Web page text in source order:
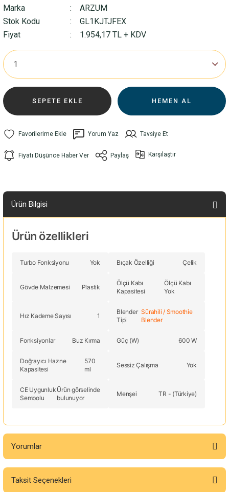
Marka
ARZUM
Stok Kodu
GL1KJTJFEX
Fiyat
1.954,17 TL + KDV
SEPETE EKLE HEMEN AL
Yorum Yaz Tavsiye Et
Fiyatı Düşünce Haber Ver Paylaş Karşılaştır
Ürün Bilgisi
Ürün özellikleri
Turbo Fonksiyonu Yok Bıçak Özelliği Çelik
Gövde Malzemesi Plastik
Ölçü Kabı
Kapasitesi
Ölçü Kabı
Yok
Hız Kademe Sayısı 1
Blender
Tipi
Sürahili / Smoothie
Blender
Fonksiyonlar Buz Kırma Güç (W) 600 W
Doğrayıcı Hazne
Kapasitesi
570
ml
Sessiz Çalışma Yok
CE Uygunluk
Sembolu
Ürün görselinde
bulunuyor
Menşei TR - (Türkiye)
Yorumlar
Taksit Seçenekleri